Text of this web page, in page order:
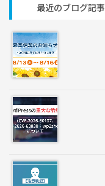
最近のブログ記事